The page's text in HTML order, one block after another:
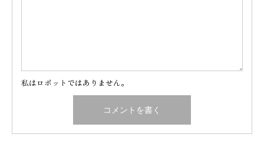
私はロボットではありません。